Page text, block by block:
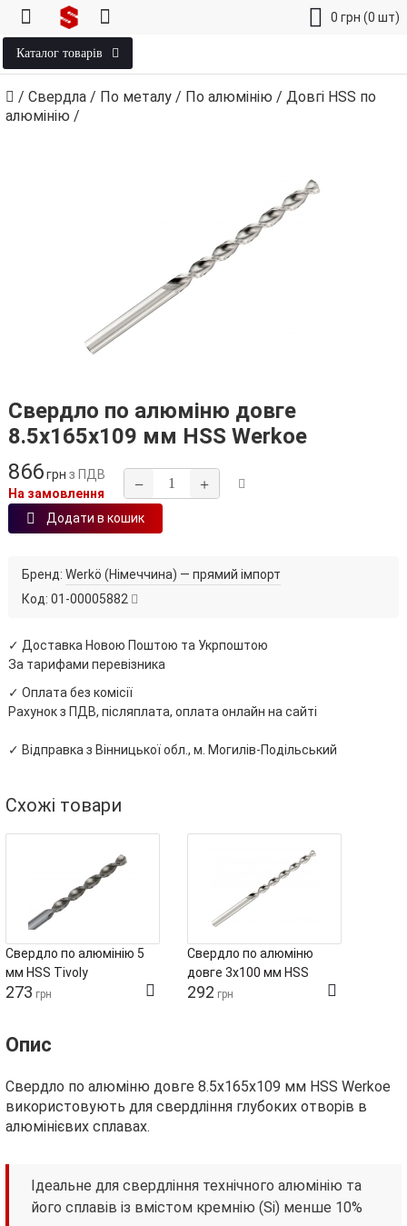
0 грн (0 шт)
Каталог товарів
/ Свердла / По металу / По алюмінію / Довгі HSS по
алюмінію /
Свердло по алюміню довге
8.5х165х109 мм HSS Werkoe
866грн з ПДВ
На замовлення
− +
Додати в кошик
Бренд: Werkö (Німеччина) — прямий імпорт
Код: 01-00005882
✓ Доставка Новою Поштою та Укрпоштою
За тарифами перевізника
✓ Оплата без комісії
Рахунок з ПДВ, післяплата, оплата онлайн на сайті
✓ Відправка з Вінницької обл., м. Могилів-Подільський
Схожі товари
Свердло по алюмінію 5
мм HSS Tivoly
273 грн
Свердло по алюміню
довге 3х100 мм HSS
Werkoe
292 грн
Опис
Свердло по алюміню довге 8.5х165х109 мм HSS Werkoe
використовують для свердління глубоких отворів в
алюмінієвих сплавах.
Ідеальне для свердління технічного алюмінію та
його сплавів із вмістом кремнію (Si) менше 10%